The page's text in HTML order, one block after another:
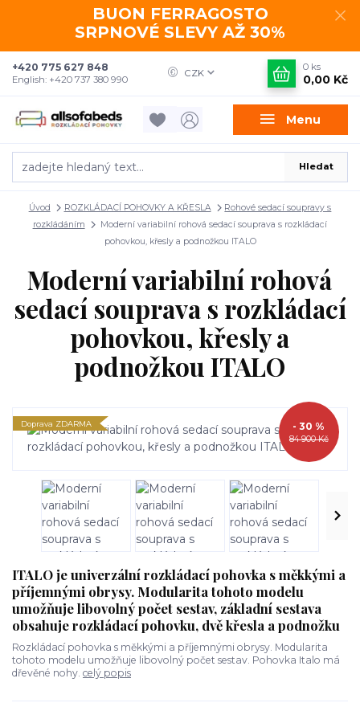
BUON FERRAGOSTO
SRPNOVÉ SLEVY AŽ 30%
Menu
CZK
Hledat
+420 775 627 848
English: +420 737 380 990
0 ks
0,00 Kč
Úvod ROZKLÁDACÍ POHOVKY A KŘESLA
Rohové sedací soupravy s
rozkládáním
Moderní variabilní rohová sedací souprava s rozkládací
pohovkou, křesly a podnožkou ITALO
Moderní variabilní rohová
sedací souprava s rozkládací
pohovkou, křesly a
podnožkou ITALO
Doprava ZDARMA
84 900 Kč
- 30 %
ITALO je univerzální rozkládací pohovka s měkkými a
příjemnými obrysy. Modularita tohoto modelu
umožňuje libovolný počet sestav, základní sestava
obsahuje rozkládací pohovku, dvě křesla a podnožku
Rozkládací pohovka s měkkými a příjemnými obrysy. Modularita
tohoto modelu umožňuje libovolný počet sestav. Pohovka Italo má
dřevěné nohy. celý popis